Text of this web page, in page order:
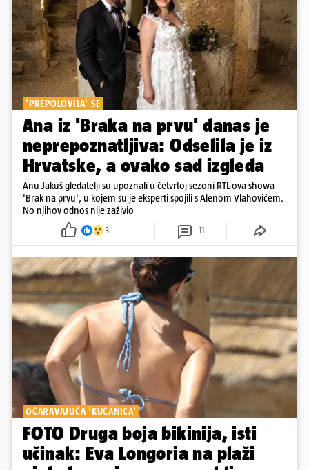
'PREPOLOVILA' SE
Ana iz 'Braka na prvu' danas je
neprepoznatljiva: Odselila je iz
Hrvatske, a ovako sad izgleda
Anu Jakuš gledatelji su upoznali u četvrtoj sezoni RTL-ova showa
'Brak na prvu', u kojem su je eksperti spojili s Alenom Vlahovićem.
No njihov odnos nije zaživio
3 11
OČARAVAJUĆA 'KUĆANICA'
FOTO Druga boja bikinija, isti
učinak: Eva Longoria na plaži